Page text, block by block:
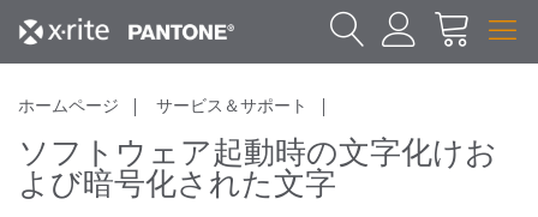
ホームページ サービス＆サポート
ソフトウェア起動時の文字化けお
よび暗号化された文字